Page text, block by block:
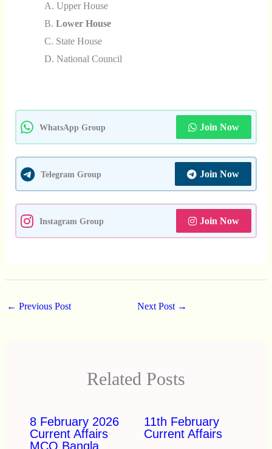
A. Upper House
B. Lower House
C. State House
D. National Council
WhatsApp Group Join Now
Telegram Group Join Now
Instagram Group Join Now
← Previous Post Next Post →
Related Posts
8 February 2026
Current Affairs
MCQ Bangla
11th February
Current Affairs